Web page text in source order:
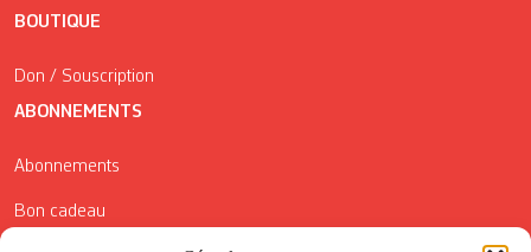
BOUTIQUE
Don / Souscription
ABONNEMENTS
Abonnements
Bon cadeau